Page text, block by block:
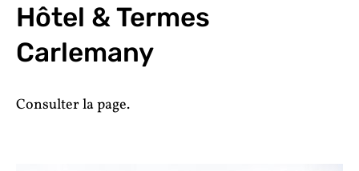
Hôtel & Termes
Carlemany
Consulter la page.